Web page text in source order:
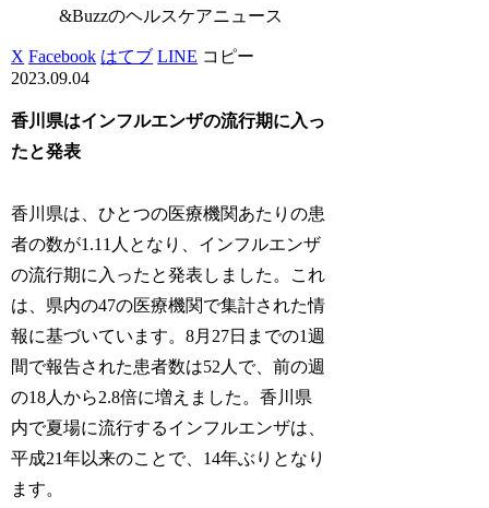
&Buzzのヘルスケアニュース
X Facebook はてブ LINE コピー
2023.09.04
香川県はインフルエンザの流行期に入っ
たと発表
香川県は、ひとつの医療機関あたりの患
者の数が1.11人となり、インフルエンザ
の流行期に入ったと発表しました。これ
は、県内の47の医療機関で集計された情
報に基づいています。8月27日までの1週
間で報告された患者数は52人で、前の週
の18人から2.8倍に増えました。香川県
内で夏場に流行するインフルエンザは、
平成21年以来のことで、14年ぶりとなり
ます。